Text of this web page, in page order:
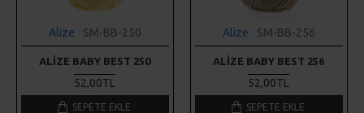
Alize SM-BB-250
ALIZE BABY BEST 250
52,00TL
SEPETE EKLE
Alize SM-BB-256
ALIZE BABY BEST 256
52,00TL
SEPETE EKLE